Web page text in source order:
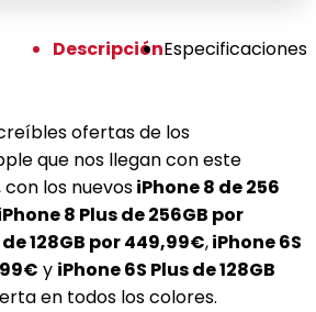
DescripciónEspecificaciones
ofertas de los
que nos llegan con este
los nuevosiPhone 8 de 256
8 Plus de 256GB por
128GB por 449,99€,iPhone 6S
y iPhone 6S Plus de 128GB
en todos los colores.